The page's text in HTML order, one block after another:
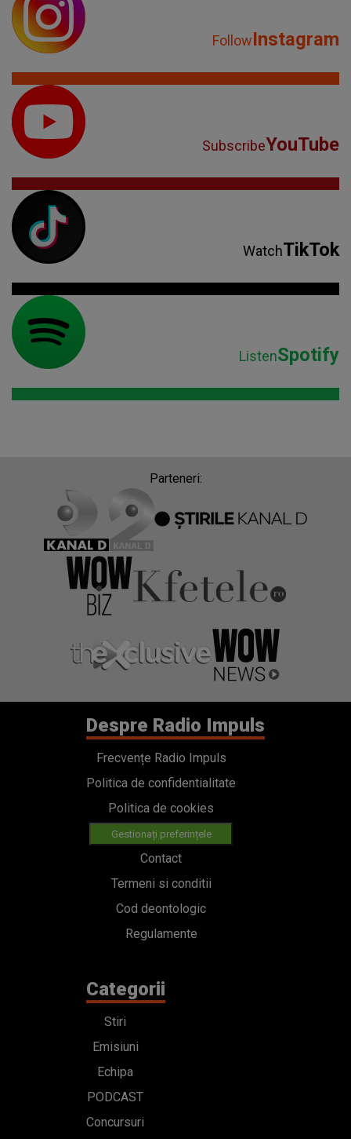
FollowInstagram
SubscribeYouTube
WatchTikTok
ListenSpotify
Parteneri:
Despre Radio Impuls
Frecvențe Radio Impuls
Politica de confidentialitate
Politica de cookies
Gestionați preferințele
Contact
Termeni si conditii
Cod deontologic
Regulamente
Categorii
Stiri
Emisiuni
Echipa
PODCAST
Concursuri